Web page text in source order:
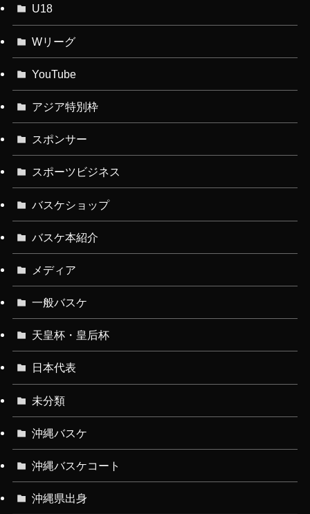
U18
Wリーグ
YouTube
アジア特別枠
スポンサー
スポーツビジネス
バスケショップ
バスケ本紹介
メディア
一般バスケ
天皇杯・皇后杯
日本代表
未分類
沖縄バスケ
沖縄バスケコート
沖縄県出身